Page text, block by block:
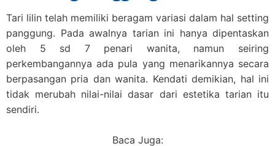
Tari lilin telah memiliki beragam variasi dalam hal setting
panggung. Pada awalnya tarian ini hanya dipentaskan
oleh 5 sd 7 penari wanita, namun seiring
perkembangannya ada pula yang menarikannya secara
berpasangan pria dan wanita. Kendati demikian, hal ini
tidak merubah nilai-nilai dasar dari estetika tarian itu
sendiri.
Baca Juga: